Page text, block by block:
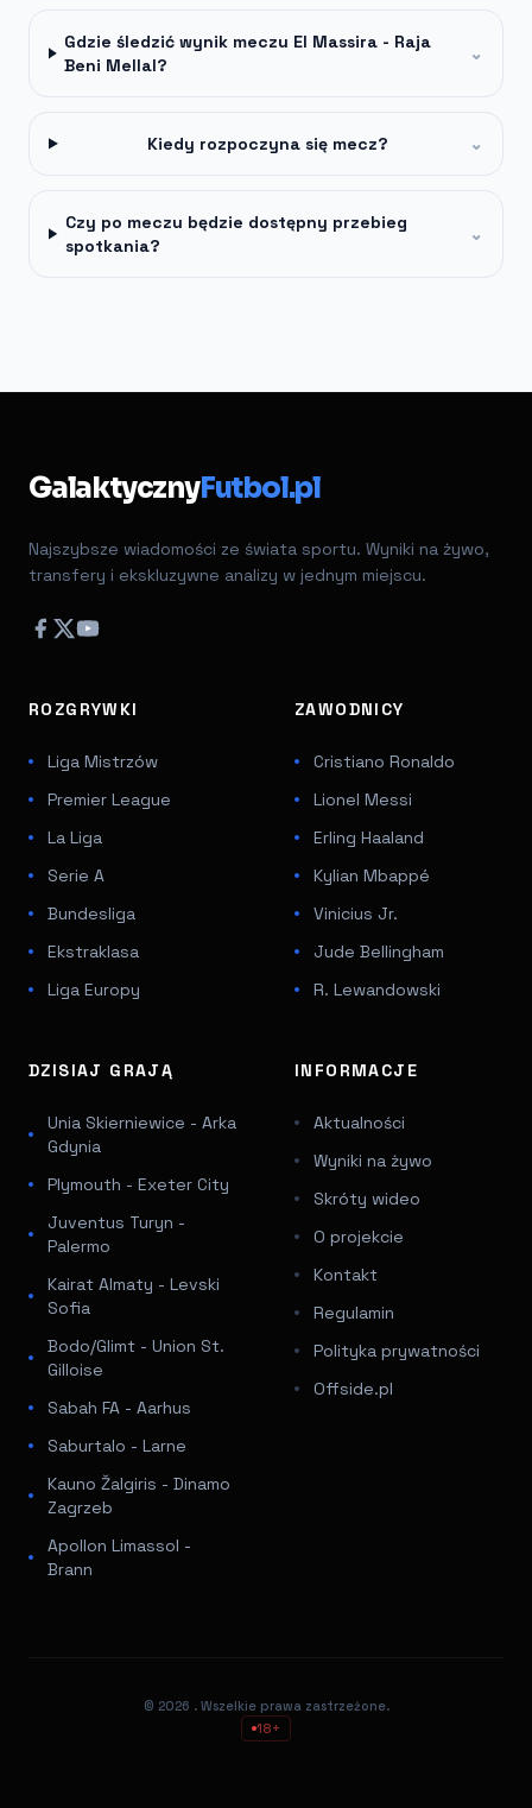
Gdzie śledzić wynik meczu El Massira - Raja
Beni Mellal?
⌄
Kiedy rozpoczyna się mecz? ⌄
Czy po meczu będzie dostępny przebieg
spotkania?
⌄
GalaktycznyFutbol.pl
Najszybsze wiadomości ze świata sportu. Wyniki na żywo,
transfery i ekskluzywne analizy w jednym miejscu.
ROZGRYWKI
Liga Mistrzów
Premier League
La Liga
Serie A
Bundesliga
Ekstraklasa
Liga Europy
ZAWODNICY
Cristiano Ronaldo
Lionel Messi
Erling Haaland
Kylian Mbappé
Vinicius Jr.
Jude Bellingham
R. Lewandowski
DZISIAJ GRAJĄ
Unia Skierniewice - Arka
Gdynia
Plymouth - Exeter City
Juventus Turyn -
Palermo
Kairat Almaty - Levski
Sofia
Bodo/Glimt - Union St.
Gilloise
Sabah FA - Aarhus
Saburtalo - Larne
Kauno Žalgiris - Dinamo
Zagrzeb
Apollon Limassol -
Brann
INFORMACJE
Aktualności
Wyniki na żywo
Skróty wideo
O projekcie
Kontakt
Regulamin
Polityka prywatności
Offside.pl
© 2026 . Wszelkie prawa zastrzeżone.
18+